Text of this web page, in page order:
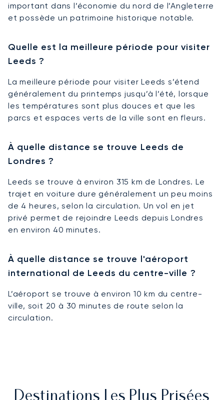
important dans l’économie du nord de l’Angleterre
et possède un patrimoine historique notable.
Quelle est la meilleure période pour visiter
Leeds ?
La meilleure période pour visiter Leeds s’étend
généralement du printemps jusqu’à l’été, lorsque
les températures sont plus douces et que les
parcs et espaces verts de la ville sont en fleurs.
À quelle distance se trouve Leeds de
Londres ?
Leeds se trouve à environ 315 km de Londres. Le
trajet en voiture dure généralement un peu moins
de 4 heures, selon la circulation. Un vol en jet
privé permet de rejoindre Leeds depuis Londres
en environ 40 minutes.
À quelle distance se trouve l'aéroport
international de Leeds du centre-ville ?
L’aéroport se trouve à environ 10 km du centre-
ville, soit 20 à 30 minutes de route selon la
circulation.
Destinations Les Plus Prisées